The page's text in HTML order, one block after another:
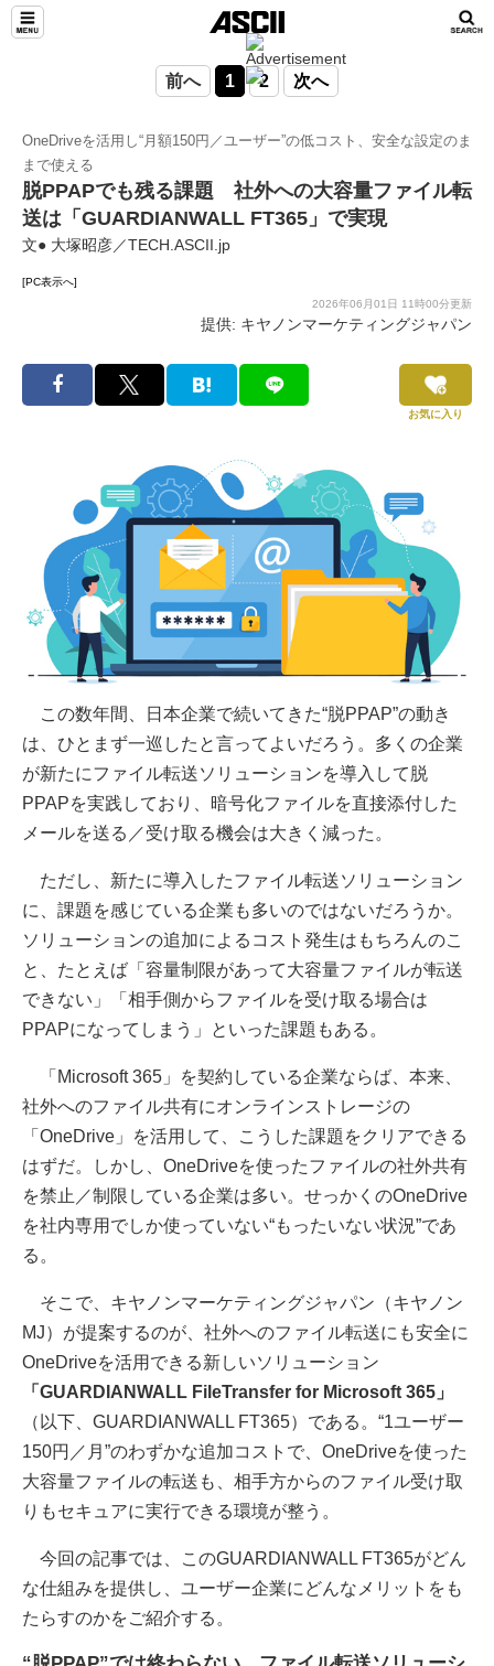
前へ 1 2 次へ
OneDriveを活用し“月額150円／ユーザー”の低コスト、安全な設定のま
まで使える
脱PPAPでも残る課題 社外への大容量ファイル転
送は「GUARDIANWALL FT365」で実現
文● 大塚昭彦／TECH.ASCII.jp
[PC表示へ]
2026年06月01日 11時00分更新
提供: キヤノンマーケティングジャパン
お気に入り
この数年間、日本企業で続いてきた“脱PPAP”の動き
は、ひとまず一巡したと言ってよいだろう。多くの企業
が新たにファイル転送ソリューションを導入して脱
PPAPを実践しており、暗号化ファイルを直接添付した
メールを送る／受け取る機会は大きく減った。
ただし、新たに導入したファイル転送ソリューション
に、課題を感じている企業も多いのではないだろうか。
ソリューションの追加によるコスト発生はもちろんのこ
と、たとえば「容量制限があって大容量ファイルが転送
できない」「相手側からファイルを受け取る場合は
PPAPになってしまう」といった課題もある。
「Microsoft 365」を契約している企業ならば、本来、
社外へのファイル共有にオンラインストレージの
「OneDrive」を活用して、こうした課題をクリアできる
はずだ。しかし、OneDriveを使ったファイルの社外共有
を禁止／制限している企業は多い。せっかくのOneDrive
を社内専用でしか使っていない“もったいない状況”であ
る。
そこで、キヤノンマーケティングジャパン（キヤノン
MJ）が提案するのが、社外へのファイル転送にも安全に
OneDriveを活用できる新しいソリューション
「GUARDIANWALL FileTransfer for Microsoft 365」
（以下、GUARDIANWALL FT365）である。“1ユーザー
150円／月”のわずかな追加コストで、OneDriveを使った
大容量ファイルの転送も、相手方からのファイル受け取
りもセキュアに実行できる環境が整う。
今回の記事では、このGUARDIANWALL FT365がどん
な仕組みを提供し、ユーザー企業にどんなメリットをも
たらすのかをご紹介する。